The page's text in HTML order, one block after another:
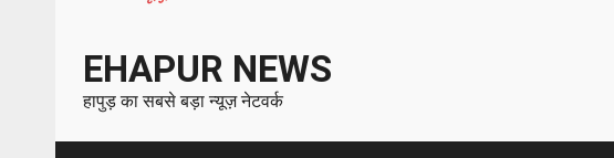
EHAPUR NEWS
हापुड़ का सबसे बड़ा न्यूज़ नेटवर्क